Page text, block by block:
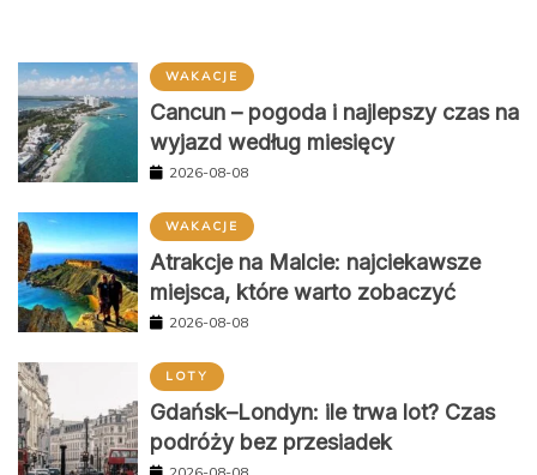
WAKACJE
Cancun – pogoda i najlepszy czas na
wyjazd według miesięcy
2026-08-08
WAKACJE
Atrakcje na Malcie: najciekawsze
miejsca, które warto zobaczyć
2026-08-08
LOTY
Gdańsk–Londyn: ile trwa lot? Czas
podróży bez przesiadek